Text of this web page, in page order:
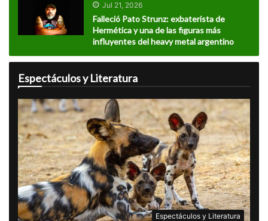
Jul 21, 2026
Falleció Pato Strunz: exbaterista de
Hermética y una de las figuras más
influyentes del heavy metal argentino
Espectáculos y Literatura
Espectáculos y Literatura